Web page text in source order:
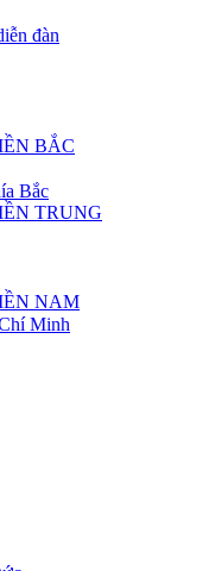
đàn
BẮC
Bắc
TRUNG
NAM
Minh